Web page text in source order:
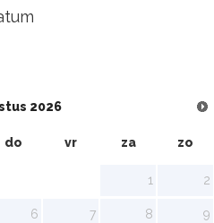
2026
do vr za zo
1 2
6 7 8 9